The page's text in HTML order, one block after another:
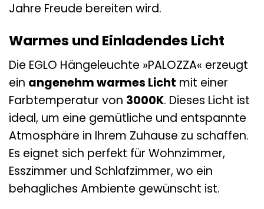
Jahre Freude bereiten wird.
Warmes und Einladendes Licht
Die EGLO Hängeleuchte »PALOZZA« erzeugt
ein angenehm warmes Licht mit einer
Farbtemperatur von 3000K. Dieses Licht ist
ideal, um eine gemütliche und entspannte
Atmosphäre in Ihrem Zuhause zu schaffen.
Es eignet sich perfekt für Wohnzimmer,
Esszimmer und Schlafzimmer, wo ein
behagliches Ambiente gewünscht ist.